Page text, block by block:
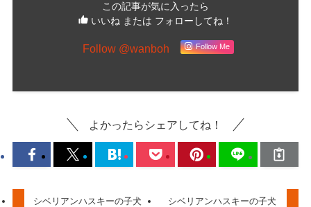
この記事が気に入ったら
いいね または フォローしてね！
Follow @wanboh Follow Me
よかったらシェアしてね！
シベリアンハスキーの子犬
シベリアンハスキーの子犬